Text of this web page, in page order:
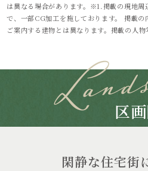
は異なる場合があります。※1.掲載の現地
で、一部CG加工を施しております。 掲載
ご案内する建物とは異なります。掲載の人物
区
閑静な住宅街